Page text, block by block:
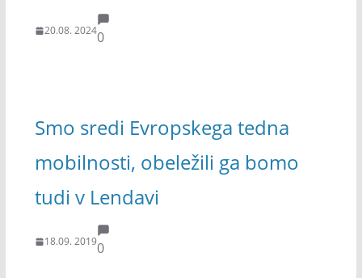
20.08. 20240
Smo sredi Evropskega tedna
mobilnosti, obeležili ga bomo
tudi v Lendavi
18.09. 20190